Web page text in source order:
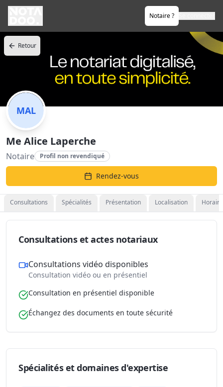
Notaire ?
Retour
MAL
Me Alice Laperche
Notaire Profil non revendiqué
Rendez-vous
Consultations Spécialités Présentation Localisation
Consultations et actes notariaux
Consultations vidéo disponibles
Consultation vidéo ou en présentiel
Consultation en présentiel disponible
Échangez des documents en toute sécurité
Spécialités et domaines d'expertise